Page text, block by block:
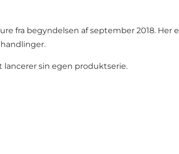
fra begyndelsen af september 2018. Her
lancerer sin egen produktserie.